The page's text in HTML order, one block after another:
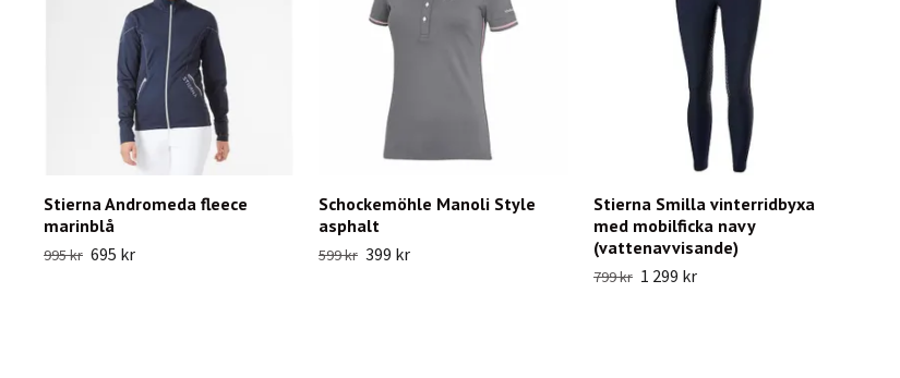
Stierna Andromeda fleece
marinblå
995 kr 695 kr
Schockemöhle Manoli Style
asphalt
599 kr 399 kr
Stierna Smilla vinterridbyxa
med mobilficka navy
(vattenavvisande)
799 kr 1 299 kr